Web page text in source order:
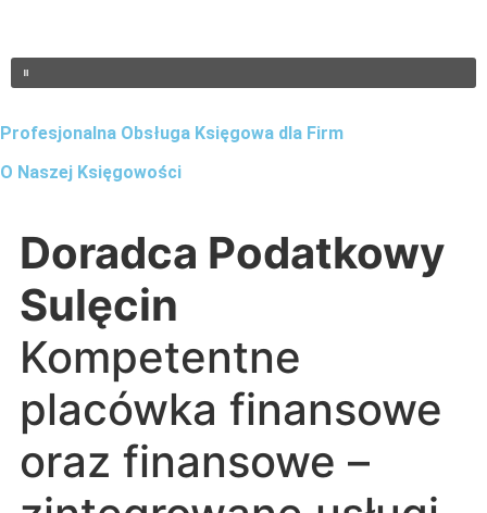
Profesjonalna Obsługa Księgowa dla Firm
O Naszej Księgowości
Doradca Podatkowy
Sulęcin
Kompetentne
placówka finansowe
oraz finansowe –